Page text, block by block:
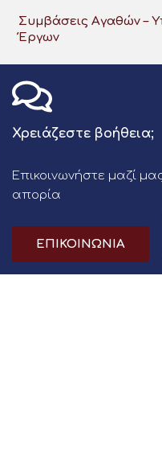
Συμβάσεις Αγαθών –
Έργων
Χρειάζεστε βοήθεια;
Επικοινωνήστε μαζί
απορία
ΕΠΙΚΟΙΝΩΝΙΑ